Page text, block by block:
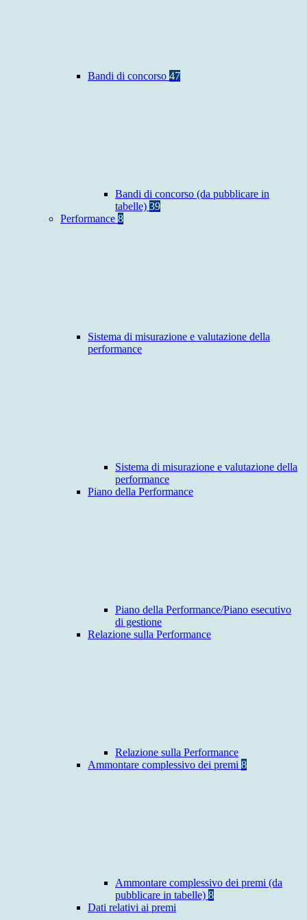
Bandi di concorso 47
Bandi di concorso (da pubblicare in
tabelle) 39
Performance 8
Sistema di misurazione e valutazione della
performance
Sistema di misurazione e valutazione della
performance
Piano della Performance
Piano della Performance/Piano esecutivo
di gestione
Relazione sulla Performance
Relazione sulla Performance
Ammontare complessivo dei premi 8
Ammontare complessivo dei premi (da
pubblicare in tabelle) 8
Dati relativi ai premi